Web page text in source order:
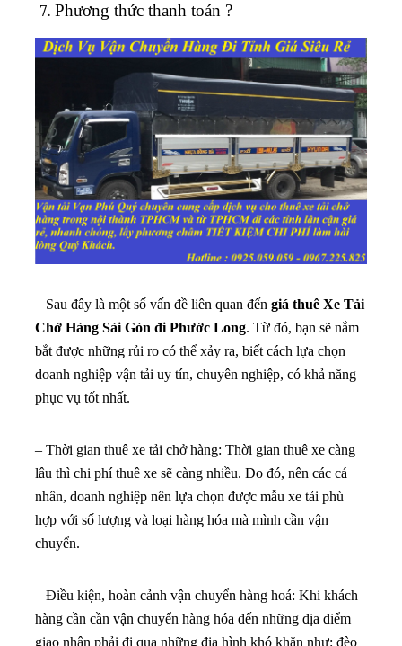
Phương thức thanh toán ?
Sau đây là một số vấn đề liên quan đến giá thuê Xe Tải
Chở Hàng Sài Gòn đi Phước Long. Từ đó, bạn sẽ nắm
bắt được những rủi ro có thể xảy ra, biết cách lựa chọn
doanh nghiệp vận tải uy tín, chuyên nghiệp, có khả năng
phục vụ tốt nhất.
– Thời gian thuê xe tải chở hàng: Thời gian thuê xe càng
lâu thì chi phí thuê xe sẽ càng nhiều. Do đó, nên các cá
nhân, doanh nghiệp nên lựa chọn được mẫu xe tải phù
hợp với số lượng và loại hàng hóa mà mình cần vận
chuyển.
– Điều kiện, hoàn cảnh vận chuyển hàng hoá: Khi khách
hàng cần cần vận chuyển hàng hóa đến những địa điểm
giao nhận phải đi qua những địa hình khó khăn như: đèo